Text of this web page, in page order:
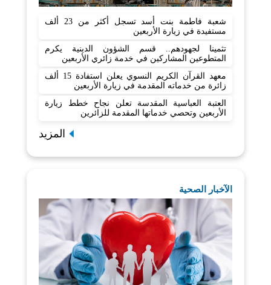
شعبة فاطمة بنت أسد تسجل أكثر من 23 ألف
مستفيدة في زيارة الأربعين
تثمينا لجهودهم.. قسم الشؤون الدينية يكرم
المتطوعين المشاركين في خدمة زائري الأربعين
معهد القرآن الكريم النسوي يعلن استفادة 15 ألف
زائرة من خدماته المقدمة في زيارة الأربعين
العتبة العباسية المقدسة تعلن نجاح خطط زيارة
الأربعين وتحصي خدماتها المقدمة للزائرين
المزيد
الآخبار الصحية